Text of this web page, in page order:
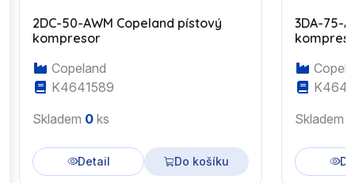
2DC-50-AWM Copeland pístový
kompresor
Copeland
K4641589
Skladem 0 ks
Detail Do košíku
3DA-75-
Skladem